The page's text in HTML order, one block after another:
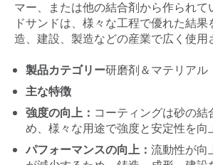
マー、または他の結合剤から作られて
ドサンドは、様々な工程で優れた結
造、建設、製造などの産業で広く使用
製品カテゴリー研磨剤＆マテリアル
主な特徴
強度の向上： コーティングは砂の結
め、様々な用途で強度と安定性を向
パフォーマンスの向上： 流動性が向